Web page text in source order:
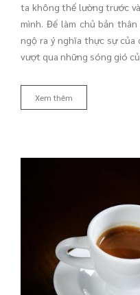
ta không thể lường trước
mình. Để làm chủ bản thân
ngộ ra ý nghĩa thực sự
vượt qua những sóng gió
Xem thêm